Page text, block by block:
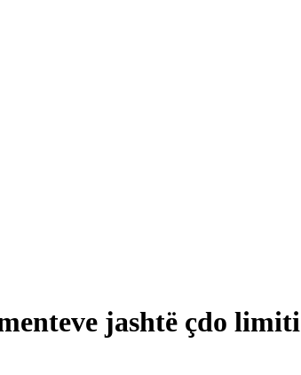
jashtë çdo limiti